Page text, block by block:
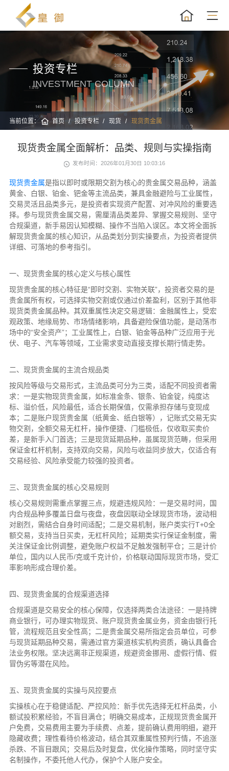
投资专栏
INVESTMENT COLUMN
当前位置： 首页 投资专栏 现货 现货贵金属
现货贵金属全面解析：品类、规则与实操指南
发布时间：2026年01月30日 10:03:16
现货贵金属是指以即时或限期交割为核心的贵金属交易品种，涵盖
黄金、白银、铂金、钯金等主流品类，兼具金融避险与工业属性，
交易灵活且品类多元，是投资者实现资产配置、对冲风险的重要选
择。参与现货贵金属交易，需厘清品类差异、掌握交易规则、坚守
合规渠道，新手易因认知模糊、操作不当陷入误区。本文将全面拆
解现货贵金属的核心知识，从品类划分到实操要点，为投资者提供
详细、可落地的参考指引。
一、现货贵金属的核心定义与核心属性
现货贵金属的核心特征是“即时交割、实物关联”，投资者交易的是
贵金属所有权，可选择实物交割或仅通过价差盈利，区别于其他非
现货类贵金属品种。其双重属性决定交易逻辑：金融属性上，受宏
观政策、地缘局势、市场情绪影响，具备避险保值功能，是动荡市
场中的“安全资产”；工业属性上，白银、铂金等品种广泛应用于光
伏、电子、汽车等领域，工业需求变动直接支撑长期行情走势。
二、现货贵金属的主流合规品类
按风险等级与交易形式，主流品类可分为三类，适配不同投资者需
求：一是实物现货贵金属，如标准金条、银条、铂金锭，纯度达
标、溢价低，风险最低，适合长期保值，仅需承担存储与变现成
本；二是账户现货贵金属（纸黄金、纸白银等），记账式交易无实
物交割，全额交易无杠杆，操作便捷、门槛极低，仅收取买卖价
差，是新手入门首选；三是现货延期品种，虽属现货范畴，但采用
保证金杠杆机制，支持双向交易，风险与收益同步放大，仅适合有
交易经验、风险承受能力较强的投资者。
三、现货贵金属的核心交易规则
核心交易规则需重点掌握三点，规避违规风险：一是交易时间，国
内合规品种多覆盖日盘与夜盘，夜盘因联动全球现货市场，波动相
对剧烈，需结合自身时间适配；二是交易机制，账户类实行T+0全
额交易，支持当日买卖，无杠杆风险；延期类实行保证金制度，需
关注保证金比例调整，避免账户权益不足触发强制平仓；三是计价
单位，国内以人民币/克或千克计价，价格联动国际现货市场，受汇
率影响形成合理价差。
四、现货贵金属的合规渠道选择
合规渠道是交易安全的核心保障，仅选择两类合法途径：一是持牌
商业银行，可办理实物现货、账户现货贵金属业务，资金由银行托
管，流程规范且安全性高；二是贵金属交易所指定会员单位，可参
与现货延期品种交易，需通过官方渠道核实机构资质，确认具备合
法业务权限。坚决远离非正规渠道，规避资金挪用、虚假行情、假
冒伪劣等潜在风险。
五、现货贵金属的实操与风控要点
实操核心在于稳健适配、严控风险：新手优先选择无杠杆品类，小
额试投积累经验，不盲目满仓；明确交易成本，正规现货贵金属开
户免费，交易费用主要为手续费、点差，提前确认费用明细，避开
隐藏收费；理性看待价格波动，结合其双重属性预判行情，不追涨
杀跌、不盲目跟风；交易后及时复盘，优化操作策略，同时坚守实
名制操作，不委托他人代办，保护个人账户安全。